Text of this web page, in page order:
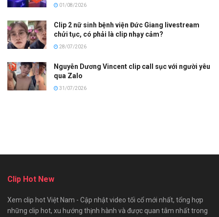
01/08/2026
Clip 2 nữ sinh bệnh viện Đức Giang livestream
chửi tục, có phải là clip nhạy cảm?
28/07/2026
Nguyễn Dương Vincent clip call sục với người yêu
qua Zalo
31/07/2026
Clip Hot New
Xem clip hot Việt Nam - Cập nhật video tối cổ mới nhất, tổng hợp
những clip hot, xu hướng thịnh hành và được quan tâm nhất trong